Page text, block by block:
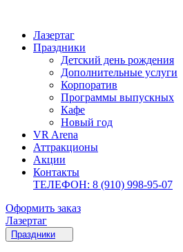
Лазертаг
Праздники
Детский день рождения
Дополнительные услуги
Корпоратив
Программы выпускных
Кафе
Новый год
VR Arena
Аттракционы
Акции
Контакты
ТЕЛЕФОН: 8 (910) 998-95-07
Оформить заказ
Лазертаг
Праздники